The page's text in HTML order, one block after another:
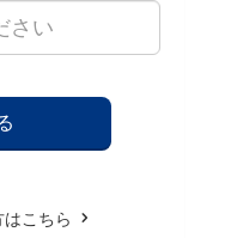
こちら